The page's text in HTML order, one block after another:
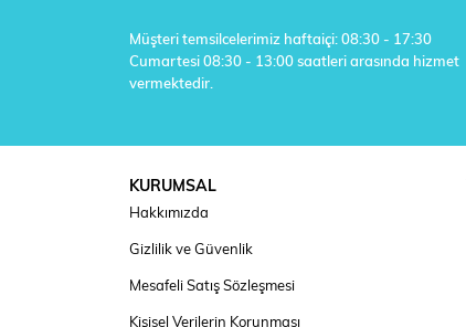
Müşteri temsilcelerimiz haftaiçi: 08:30 - 17:30
Cumartesi 08:30 - 13:00 saatleri arasında hizmet
vermektedir.
KURUMSAL
Hakkımızda
Gizlilik ve Güvenlik
Mesafeli Satış Sözleşmesi
Kişisel Verilerin Korunması